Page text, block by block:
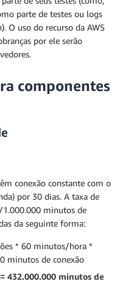
parte de testes ou logs
O uso do recurso da AWS
por ele serão
componentes
conexão constante com o
por 30 dias. A taxa de
1.000.000 minutos de
da seguinte forma:
* 60 minutos/hora *
minutos de conexão
432.000.000 minutos de